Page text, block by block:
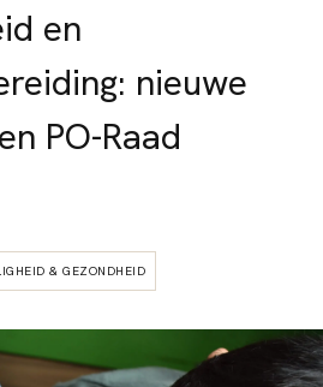
en
nieuwe
PO-Raad
& GEZONDHEID